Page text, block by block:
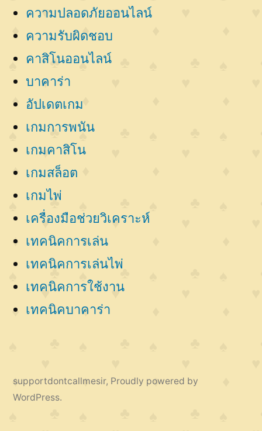
ความปลอดภัยออนไลน์
ความรับผิดชอบ
คาสิโนออนไลน์
บาคาร่า
อัปเดตเกม
เกมการพนัน
เกมคาสิโน
เกมสล็อต
เกมไพ่
เครื่องมือช่วยวิเคราะห์
เทคนิคการเล่น
เทคนิคการเล่นไพ่
เทคนิคการใช้งาน
เทคนิคบาคาร่า
supportdontcallmesir, Proudly powered by
WordPress.